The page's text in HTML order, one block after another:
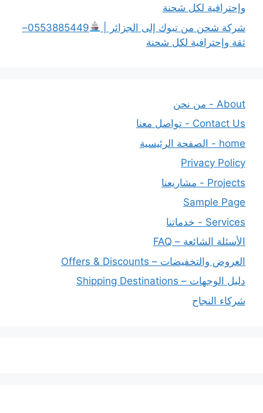
وإحترافية لكل شحنة
شركة شحن من تبوك إلى الجزائر |
0553885449–
ثقة وإحترافية لكل شحنة
About - من نحن
Contact Us - تواصل معنا
home - الصفحة الرئيسية
Privacy Policy
Projects - مشاريعنا
Sample Page
Services - خدماتنا
الأسئلة الشائعة – FAQ
العروض والتخفيضات – Offers & Discounts
دليل الوجهات – Shipping Destinations
شركاء النجاح